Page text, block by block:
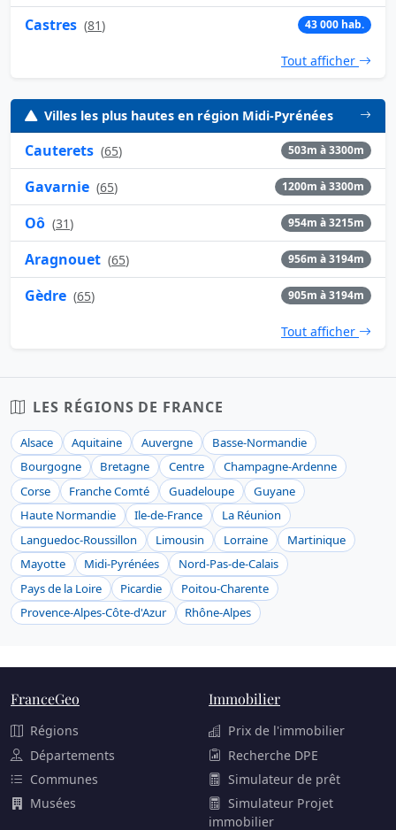
Castres (81) 43 000 hab.
Tout afficher
Villes les plus hautes en région Midi-Pyrénées
Cauterets (65) 503m à 3300m
Gavarnie (65) 1200m à 3300m
Oô (31) 954m à 3215m
Aragnouet (65) 956m à 3194m
Gèdre (65) 905m à 3194m
Tout afficher
LES RÉGIONS DE FRANCE
Alsace Aquitaine Auvergne
Basse-Normandie
Bourgogne
Bretagne Centre
Champagne-Ardenne
Corse
Franche Comté Guadeloupe
Guyane
Haute Normandie
Ile-de-France
La Réunion
Languedoc-Roussillon
Limousin Lorraine
Martinique
Mayotte
Midi-Pyrénées
Nord-Pas-de-Calais
Pays de la Loire
Picardie
Poitou-Charente
Provence-Alpes-Côte-d'Azur
Rhône-Alpes
FranceGeo
Régions
Départements
Communes
Musées
Immobilier
Prix de l'immobilier
Recherche DPE
Simulateur de prêt
Simulateur Projet
immobilier